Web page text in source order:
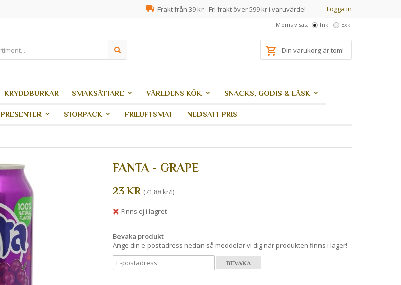
Logga in
Frakt från 39 kr - Fri frakt över 599 kr i varuvärde!
Moms visas: Inkl Exkl
Din varukorg är tom!
KRYDDBURKAR SMAKSÄTTARE VÄRLDENS KÖK SNACKS, GODIS & LÄSK
PRESENTER STORPACK FRILUFTSMAT NEDSATT PRIS
FANTA - GRAPE
23 KR (71,88 kr/l)
Finns ej i lagret
Bevaka produkt
Ange din e-postadress nedan så meddelar vi dig när produkten finns i lager!
BEVAKA